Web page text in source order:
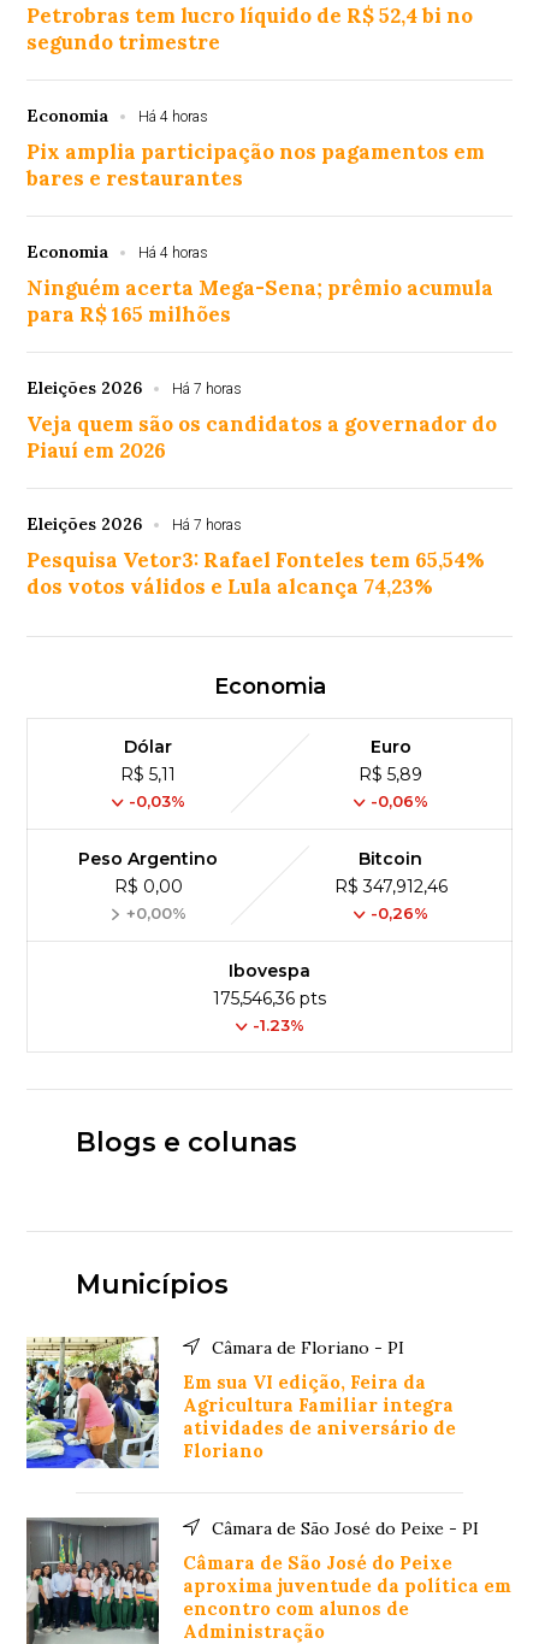
Petrobras tem lucro líquido de R$ 52,4 bi no
segundo trimestre
Economia Há 4 horas
Pix amplia participação nos pagamentos em
bares e restaurantes
Economia Há 4 horas
Ninguém acerta Mega-Sena; prêmio acumula
para R$ 165 milhões
Eleições 2026 Há 7 horas
Veja quem são os candidatos a governador do
Piauí em 2026
Eleições 2026 Há 7 horas
Pesquisa Vetor3: Rafael Fonteles tem 65,54%
dos votos válidos e Lula alcança 74,23%
Economia
Dólar
R$ 5,11
-0,03%
Euro
R$ 5,89
-0,06%
Peso Argentino
R$ 0,00
+0,00%
Bitcoin
R$ 347,912,46
-0,26%
Ibovespa
175,546,36 pts
-1.23%
Blogs e colunas
Municípios
Câmara de Floriano - PI
Em sua VI edição, Feira da
Agricultura Familiar integra
atividades de aniversário de
Floriano
Câmara de São José do Peixe - PI
Câmara de São José do Peixe
aproxima juventude da política em
encontro com alunos de
Administração